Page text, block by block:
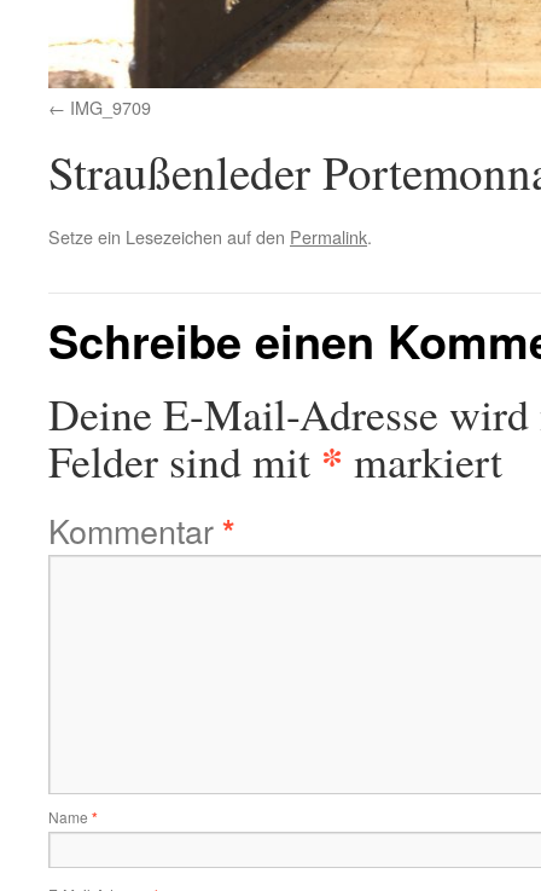
IMG_9709
Straußenleder
Setze ein Lesezeichen auf den Permalink.
Schreibe einen
Deine E-Mail-Adresse
Felder sind mit * markiert
Kommentar*
Name *